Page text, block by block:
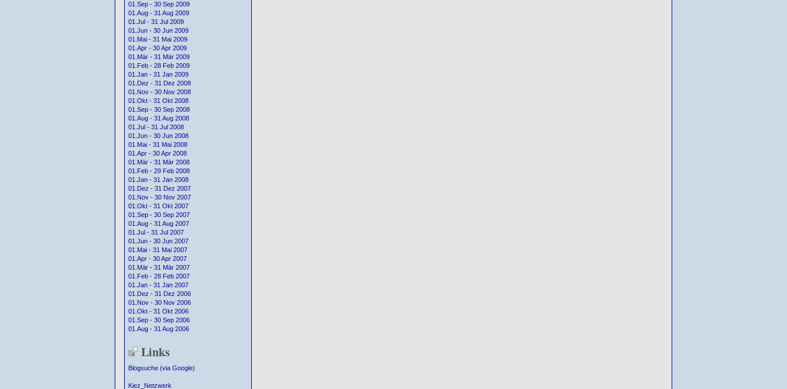
01.Sep - 30 Sep 2009
01.Aug - 31 Aug 2009
01.Jul - 31 Jul 2009
01.Jun - 30 Jun 2009
01.Mai - 31 Mai 2009
01.Apr - 30 Apr 2009
01.Mär - 31 Mär 2009
01.Feb - 28 Feb 2009
01.Jan - 31 Jan 2009
01.Dez - 31 Dez 2008
01.Nov - 30 Nov 2008
01.Okt - 31 Okt 2008
01.Sep - 30 Sep 2008
01.Aug - 31 Aug 2008
01.Jul - 31 Jul 2008
01.Jun - 30 Jun 2008
01.Mai - 31 Mai 2008
01.Apr - 30 Apr 2008
01.Mär - 31 Mär 2008
01.Feb - 29 Feb 2008
01.Jan - 31 Jan 2008
01.Dez - 31 Dez 2007
01.Nov - 30 Nov 2007
01.Okt - 31 Okt 2007
01.Sep - 30 Sep 2007
01.Aug - 31 Aug 2007
01.Jul - 31 Jul 2007
01.Jun - 30 Jun 2007
01.Mai - 31 Mai 2007
01.Apr - 30 Apr 2007
01.Mär - 31 Mär 2007
01.Feb - 28 Feb 2007
01.Jan - 31 Jan 2007
01.Dez - 31 Dez 2006
01.Nov - 30 Nov 2006
01.Okt - 31 Okt 2006
01.Sep - 30 Sep 2006
01.Aug - 31 Aug 2006
Links
Blogsuche (via Google)
Kiez_Netzwerk